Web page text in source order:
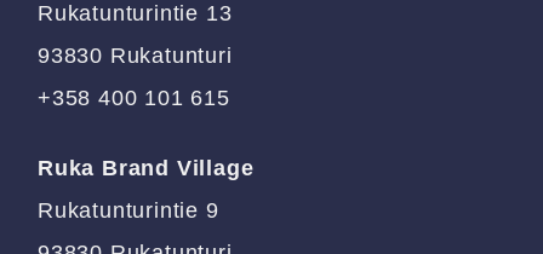
sivulla.
Rukatunturintie 13
93830 Rukatunturi
+358 400 101 615
Ruka Brand Village
Rukatunturintie 9